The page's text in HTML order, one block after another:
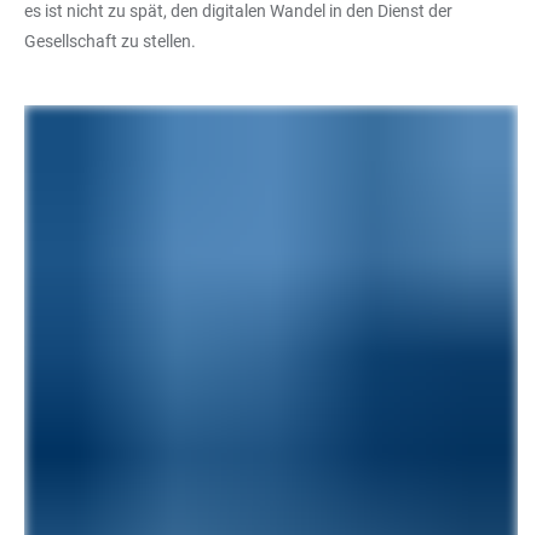
es ist nicht zu spät, den digitalen Wandel in den Dienst der
Gesellschaft zu stellen.